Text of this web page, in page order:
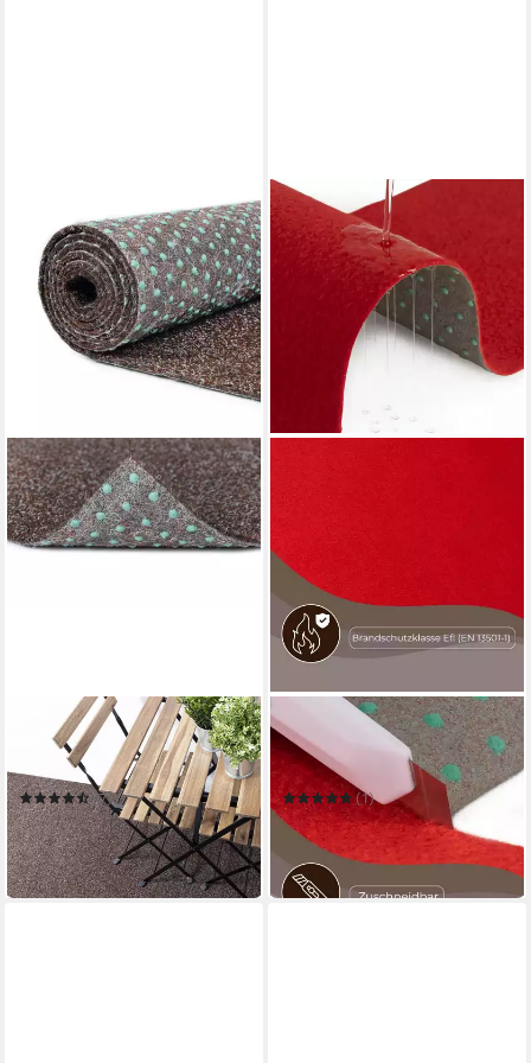
MAZOVIA
Kunstrasen Kunstrasen mit
Noppen, Meterware, Outdoor
Braun
(7)
ab 31,97 €
in 5-6 Werktagen bei dir
Kunstrasen Mazovia
Kunstrasen Rot Wetterfest
Rasenteppich Meterware
(1)
ab 20,15 € UVP35,87 €
-44%
in 5-6 Werktagen bei dir